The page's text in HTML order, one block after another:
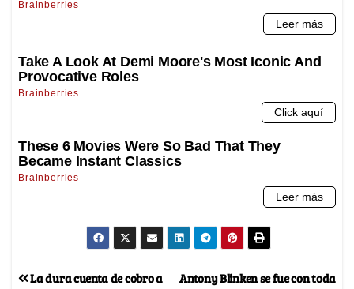
Antony Blinken se fue con toda
La dura cuenta de cobro a